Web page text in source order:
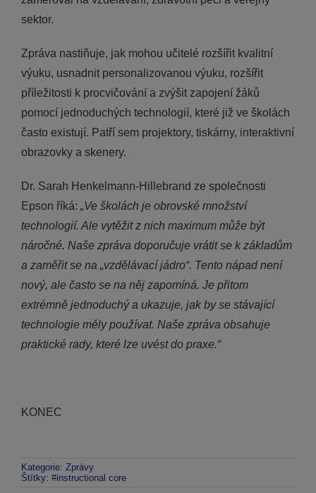
sektor.
Zpráva nastiňuje, jak mohou učitelé rozšířit kvalitní
výuku, usnadnit personalizovanou výuku, rozšířit
příležitosti k procvičování a zvýšit zapojení žáků
pomocí jednoduchých technologií, které již ve školách
často existují. Patří sem projektory, tiskárny, interaktivní
obrazovky a skenery.
Dr. Sarah Henkelmann-Hillebrand ze společnosti
Epson říká: „Ve školách je obrovské množství
technologií. Ale vytěžit z nich maximum může být
náročné. Naše zpráva doporučuje vrátit se k základům
a zaměřit se na „vzdělávací jádro“. Tento nápad není
nový, ale často se na něj zapomíná. Je přitom
extrémně jednoduchý a ukazuje, jak by se stávající
technologie měly používat. Naše zpráva obsahuje
praktické rady, které lze uvést do praxe.“
KONEC
Kategorie: Zprávy
Štítky: #instructional core